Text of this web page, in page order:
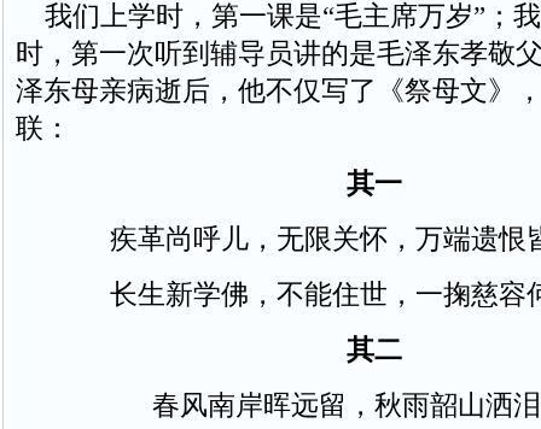
我们上学时，第一课是“毛主席万岁”；
时，第一次听到辅导员讲的是毛泽东孝敬
泽东母亲病逝后，他不仅写了《祭母文》
联：
其一
疾革尚呼儿，无限关怀，万端遗恨
长生新学佛，不能住世，一掬慈容
其二
春风南岸晖远留，秋雨韶山洒